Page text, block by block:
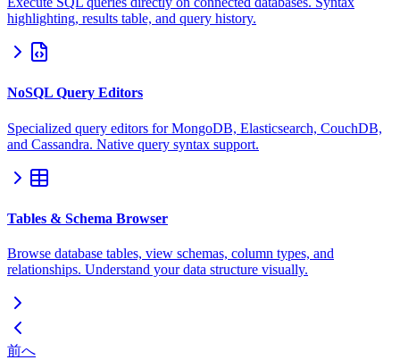
highlighting, results table, and query history.
NoSQL Query Editors
Specialized query editors for MongoDB, Elasticsearch, CouchDB,
and Cassandra. Native query syntax support.
Tables & Schema Browser
Browse database tables, view schemas, column types, and
relationships. Understand your data structure visually.
前へ